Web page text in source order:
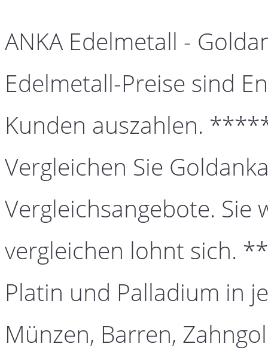
ANKA Edelmetall -
Edelmetall-Preise sind
Kunden auszahlen.
Vergleichen Sie
Vergleichsangebote. Sie
vergleichen lohnt sich.
Platin und Palladium in
Münzen, Barren,